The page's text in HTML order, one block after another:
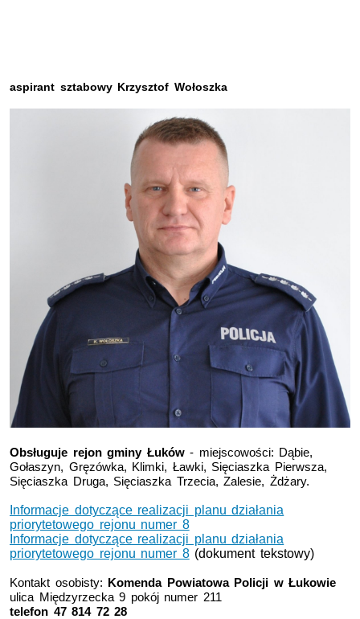
aspirant sztabowy Krzysztof Wołoszka
Obsługuje rejon gminy Łuków- miejscowości: Dąbie,
Gołaszyn, Gręzówka, Klimki, Ławki, Sięciaszka Pierwsza,
Sięciaszka Druga, Sięciaszka Trzecia, Zalesie, Żdżary.
Informacje dotyczące realizacji planu działania
priorytetowego rejonu numer 8
Informacje dotyczące realizacji planu działania
priorytetowego rejonu numer 8(dokument tekstowy)
Kontakt osobisty: Komenda Powiatowa Policji w Łukowie
ulica Międzyrzecka 9 pokój numer 211
telefon 47 814 72 28